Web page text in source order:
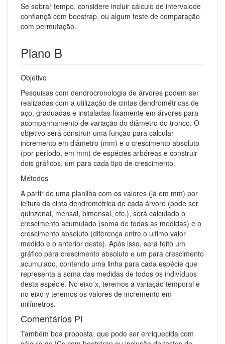
Se sobrar tempo, considere incluir cálculo de intervalode
confiançã com boostrap, ou algum teste de comparação
com permutação.
Plano B
Objetivo
Pesquisas com dendrocronologia de árvores podem ser
realizadas com a utilização de cintas dendrométricas de
aço, graduadas e instaladas fixamente em árvores para
acompanhamento de variação do diâmetro do tronco. O
objetivo será construir uma função para calcular
incremento em diâmetro (mm) e o crescimento absoluto
(por período, em mm) de espécies arbóreas e construir
dois gráficos, um para cada tipo de crescimento.
Métodos
A partir de uma planilha com os valores (já em mm) por
leitura da cinta dendrométrica de cada árvore (pode ser
quinzenal, mensal, bimensal, etc.), será calculado o
crescimento acumulado (soma de todas as medidas) e o
crescimento absoluto (diferença entre o ultimo valor
medido e o anterior deste). Após isso, será feito um
gráfico para crescimento absoluto e um para crescimento
acumulado, contendo uma linha para cada espécie que
representa a soma das medidas de todos os indivíduos
desta espécie. No eixo x, teremos a variação temporal e
no eixo y teremos os valores de incremento em
milímetros.
Comentários PI
Também boa proposta, que pode ser enriquecida com